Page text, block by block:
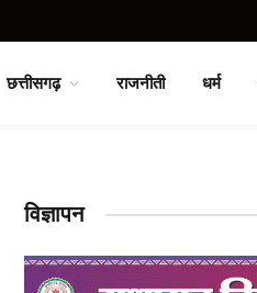
छत्तीसगढ़ राजनीती धर्म
विज्ञापन